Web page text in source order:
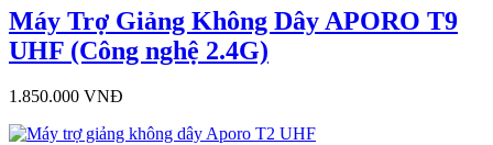
Máy Trợ Giảng Không Dây APORO T9
UHF (Công nghệ 2.4G)
1.850.000 VNĐ